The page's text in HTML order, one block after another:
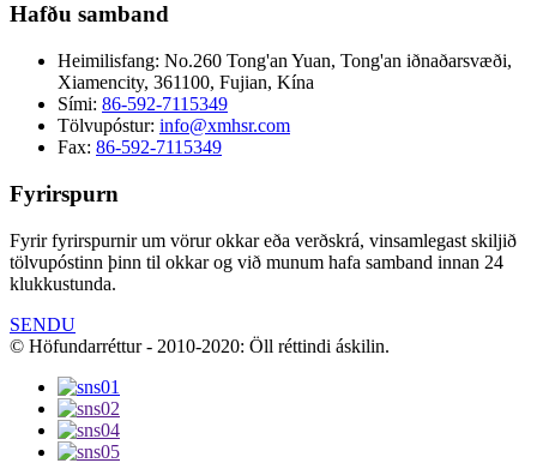
Hafðu samband
Heimilisfang: No.260 Tong'an Yuan, Tong'an iðnaðarsvæði,
Xiamencity, 361100, Fujian, Kína
Sími: 86-592-7115349
Tölvupóstur: info@xmhsr.com
Fax: 86-592-7115349
Fyrirspurn
Fyrir fyrirspurnir um vörur okkar eða verðskrá, vinsamlegast skiljið
tölvupóstinn þinn til okkar og við munum hafa samband innan 24
klukkustunda.
SENDU
© Höfundarréttur - 2010-2020: Öll réttindi áskilin.